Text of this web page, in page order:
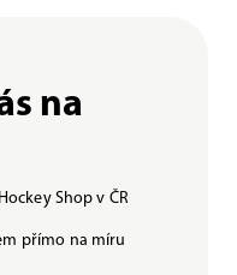
na
Shop v ČR
přímo na míru